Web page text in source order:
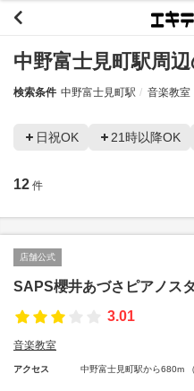
中野富士見町駅周
検索条件 中野富士見町駅 音楽教室
日祝OK 21時以降OK
12 件
店舗公式
SAPS櫻井あづさピアノス
3.01
音楽教室
アクセス 中野富士見町駅から680m